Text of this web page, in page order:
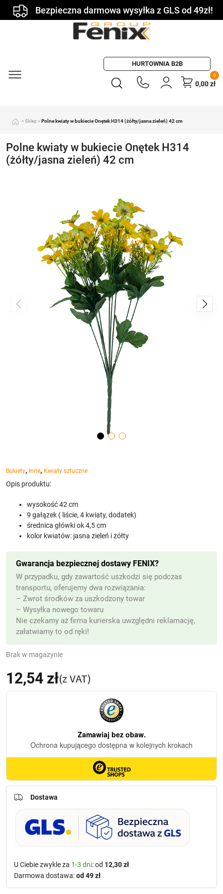
Bezpieczna darmowa wysyłka z GLS od 49zł!
HURTOWNIA B2B
0
0,00zł
» Sklep » Polne kwiaty w bukiecie Onętek H314 (żółty/jasna zieleń) 42 cm
Polne kwiaty w bukiecie Onętek H314
(żółty/jasna zieleń) 42 cm
Bukiety, Inne, Kwiaty sztuczne
12,54 zł(z VAT)
Opis produktu:
wysokość 42 cm
9 gałązek ( liście, 4 kwiaty, dodatek)
średnica główki ok 4,5 cm
kolor kwiatów: jasna zieleń i żółty
Brak w magazynie
Gwarancja bezpiecznej dostawy FENIX?
W przypadku, gdy zawartość uszkodzi się podczas
transportu, oferujemy dwa rozwiązania:
– Zwrot środków za uszkodzony towar
– Wysyłka nowego towaru
Nie czekamy aż firma kurierska uwzględni reklamację,
załatwiamy to od ręki!
Dostawa
U Ciebie zwykle za 1-3 dni: od 12,30 zł
Darmowa dostawa:od 49 zł